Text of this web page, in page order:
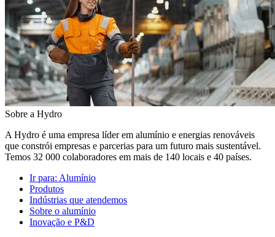
Sobre a Hydro
A Hydro é uma empresa líder em alumínio e energias renováveis
que constrói empresas e parcerias para um futuro mais sustentável.
Temos 32 000 colaboradores em mais de 140 locais e 40 países.
Ir para: Alumínio
Produtos
Indústrias que atendemos
Sobre o alumínio
Inovação e P&D